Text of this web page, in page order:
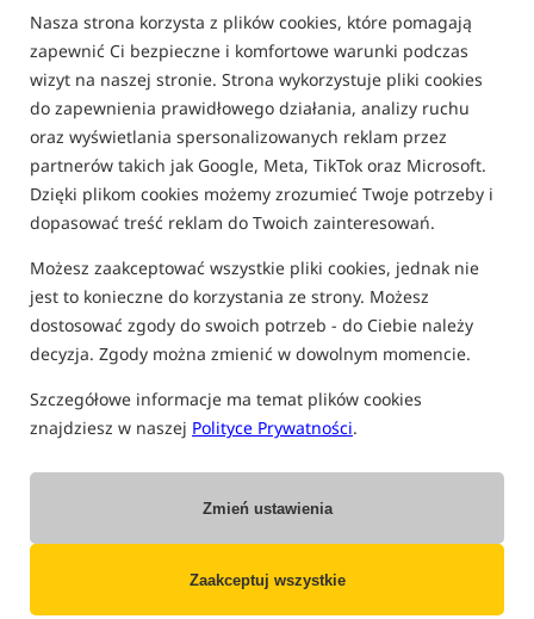
Nasza strona korzysta z plików cookies, które pomagają
zapewnić Ci bezpieczne i komfortowe warunki podczas
wizyt na naszej stronie. Strona wykorzystuje pliki cookies
do zapewnienia prawidłowego działania, analizy ruchu
oraz wyświetlania spersonalizowanych reklam przez
partnerów takich jak Google, Meta, TikTok oraz Microsoft.
Dzięki plikom cookies możemy zrozumieć Twoje potrzeby i
dopasować treść reklam do Twoich zainteresowań.
Możesz zaakceptować wszystkie pliki cookies, jednak nie
jest to konieczne do korzystania ze strony. Możesz
dostosować zgody do swoich potrzeb - do Ciebie należy
decyzja. Zgody można zmienić w dowolnym momencie.
Szczegółowe informacje ma temat plików cookies
znajdziesz w naszej Polityce Prywatności.
Zmień ustawienia
Zaakceptuj wszystkie
0,41 pkt
KUP
otrzymujesz0,39 pkt
BRAK TOWARU
Nowość!
UltimateProducts Top Range
Dip - Peach Mango
34,99PLN
UltimateProducts Top Range
Dip - Mango Chili Crab
34,06